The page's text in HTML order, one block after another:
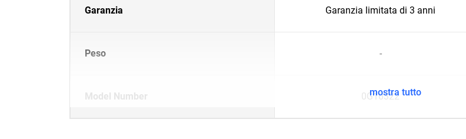
Garanzia Garanzia limitata di 3 anni
Peso -
Model Number 0G10322
mostra tutto